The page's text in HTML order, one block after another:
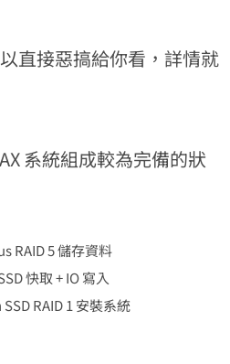
直接惡搞給你看，詳情就
系統組成較為完備的狀
RAID 5 儲存資料
快取 + IO 寫入
RAID 1 安裝系統